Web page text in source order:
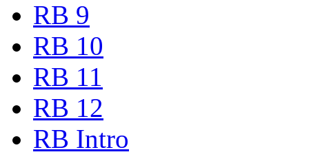
RB 9
RB 10
RB 11
RB 12
RB Intro